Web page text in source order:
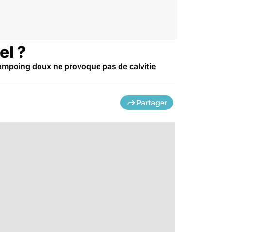
?
doux ne provoque pas de calvitie
Partager